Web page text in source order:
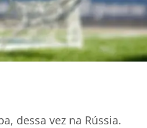
dessa vez na Rússia.